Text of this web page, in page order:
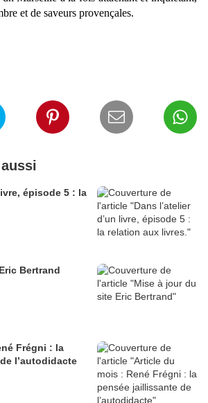
et de saveurs provençales.
épisode 5 : la
Bertrand
Frégni : la
l’autodidacte